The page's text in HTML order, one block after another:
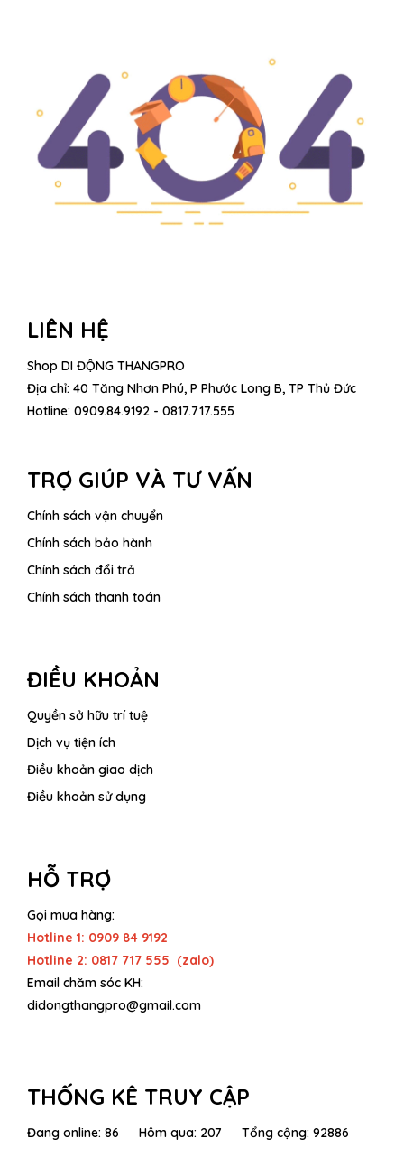
LIÊN HỆ
Shop DI ĐỘNG THANGPRO
Địa chỉ: 40 Tăng Nhơn Phú, P Phước Long B, TP Thủ Đức
Hotline: 0909.84.9192 - 0817.717.555
TRỢ GIÚP VÀ TƯ VẤN
Chính sách vận chuyển
Chính sách bảo hành
Chính sách đổi trả
Chính sách thanh toán
ĐIỀU KHOẢN
Quyền sở hữu trí tuệ
Dịch vụ tiện ích
Điều khoản giao dịch
Điều khoản sử dụng
HỖ TRỢ
Gọi mua hàng:
Hotline 1: 0909 84 9192
Hotline 2: 0817 717 555 (zalo)
Email chăm sóc KH:
didongthangpro@gmail.com
THỐNG KÊ TRUY CẬP
Đang online: 86 Hôm qua: 207 Tổng cộng: 92886